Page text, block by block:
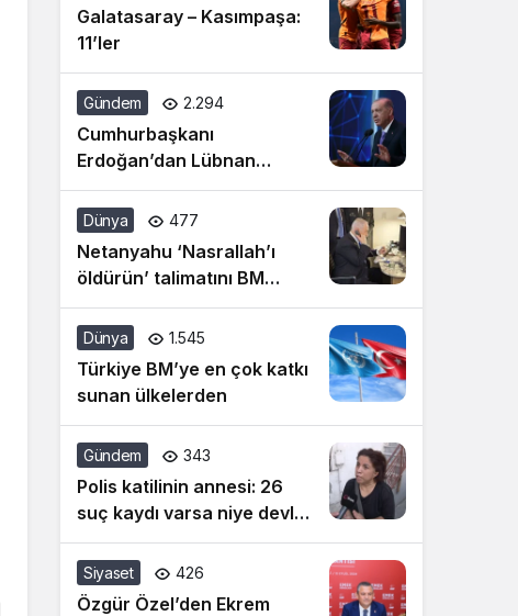
Galatasaray – Kasımpaşa:
11’ler
Gündem 2.294
Cumhurbaşkanı
Erdoğan’dan Lübnan
açıklaması: İsrail’in cinnet
siyasetine artık dur
denilmeli
Dünya 477
Netanyahu ‘Nasrallah’ı
öldürün’ talimatını BM
konuşması öncesi vermiş!
Dünya 1.545
Türkiye BM’ye en çok katkı
sunan ülkelerden
Gündem 343
Polis katilinin annesi: 26
suç kaydı varsa niye devlet
bunu almadı
Siyaset 426
Özgür Özel’den Ekrem